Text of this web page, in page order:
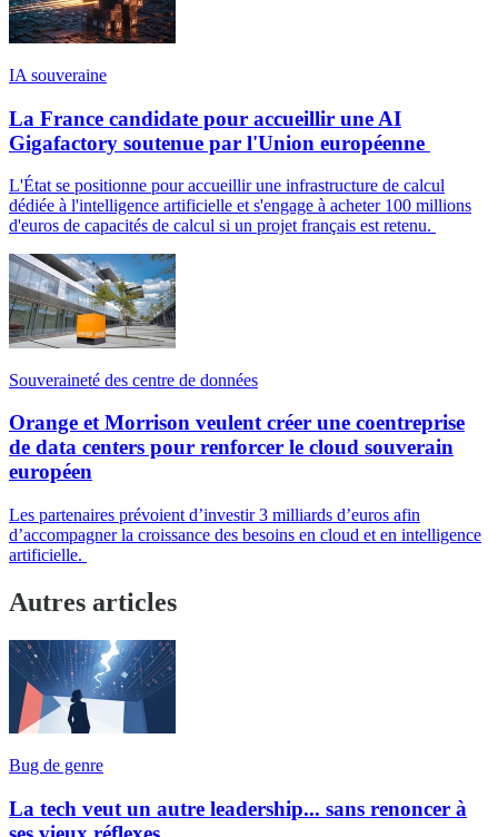
IA souveraine
La France candidate pour accueillir une AI
Gigafactory soutenue par l'Union européenne
L'État se positionne pour accueillir une infrastructure de calcul
dédiée à l'intelligence artificielle et s'engage à acheter 100 millions
d'euros de capacités de calcul si un projet français est retenu.
Souveraineté des centre de données
Orange et Morrison veulent créer une coentreprise
de data centers pour renforcer le cloud souverain
européen
Les partenaires prévoient d’investir 3 milliards d’euros afin
d’accompagner la croissance des besoins en cloud et en intelligence
artificielle.
Autres articles
Bug de genre
La tech veut un autre leadership... sans renoncer à